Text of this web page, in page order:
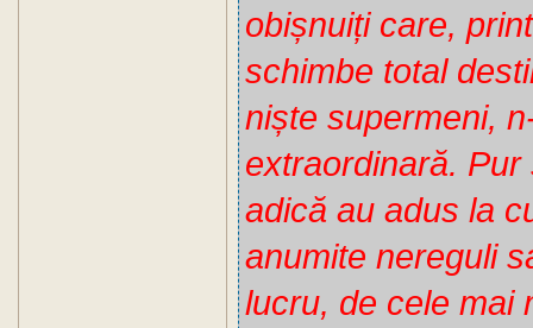
obișnuiți care,
schimbe total
niște supermeni,
extraordinară.
adică au adus la
anumite nereguli
lucru, de cele mai